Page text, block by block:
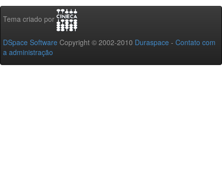
Tema criado por
DSpace Software Copyright © 2002-2010 Duraspace - Contato com
a administração